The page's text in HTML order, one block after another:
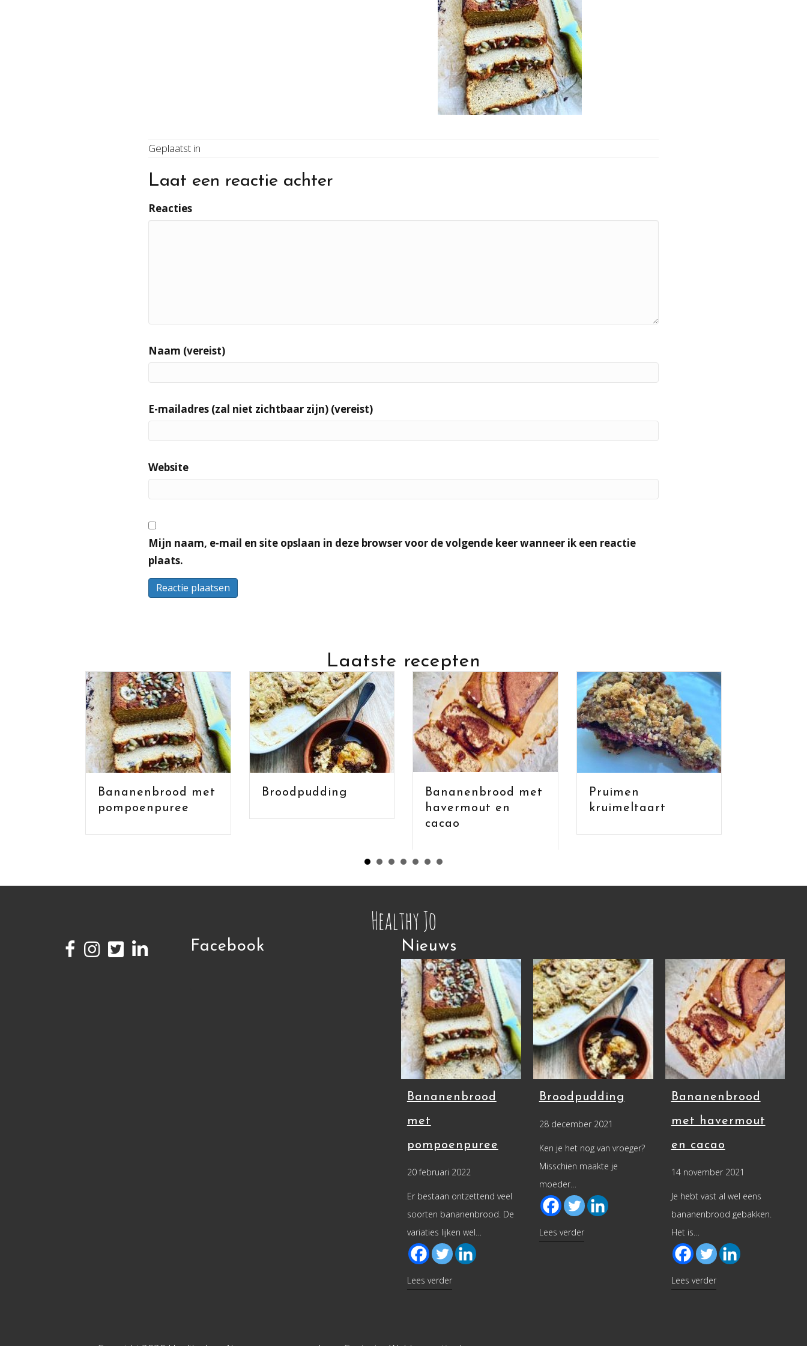
Geplaatst in
Laat een reactie achter
Reacties
Naam (vereist)
E-mailadres (zal niet zichtbaar zijn) (vereist)
Website
Mijn naam, e-mail en site opslaan in deze browser voor de volgende keer wanneer ik een reactie
plaats.
Laatste recepten
Bananenbrood met
pompoenpuree
Broodpudding
Bananenbrood met
havermout en
cacao
Pruimen
kruimeltaart
Facebook Nieuws
Bananenbrood
met
pompoenpuree
20 februari 2022
Er bestaan ontzettend veel
soorten bananenbrood. De
variaties lijken wel…
Lees verderabout Bananenbrood met pompoenpuree
Broodpudding
28 december 2021
Ken je het nog van vroeger?
Misschien maakte je
moeder…
Lees verderabout Broodpudding
Bananenbrood
met havermout
en cacao
14 november 2021
Je hebt vast al wel eens
bananenbrood gebakken.
Het is…
Lees verderabout Bananenbrood